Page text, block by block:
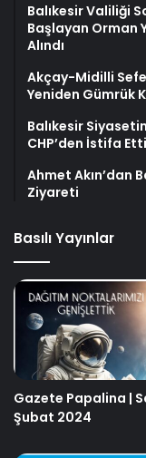
Balıkesir Valiliği
Başlayan Orman
Alındı
Akçay-Midilli
Yeniden Gümrük
Balıkesir
CHP’den İstifa Etti
Ahmet Akın’dan
Ziyareti
Basılı Yayınlar
Gazete Papalina |
Şubat 2024